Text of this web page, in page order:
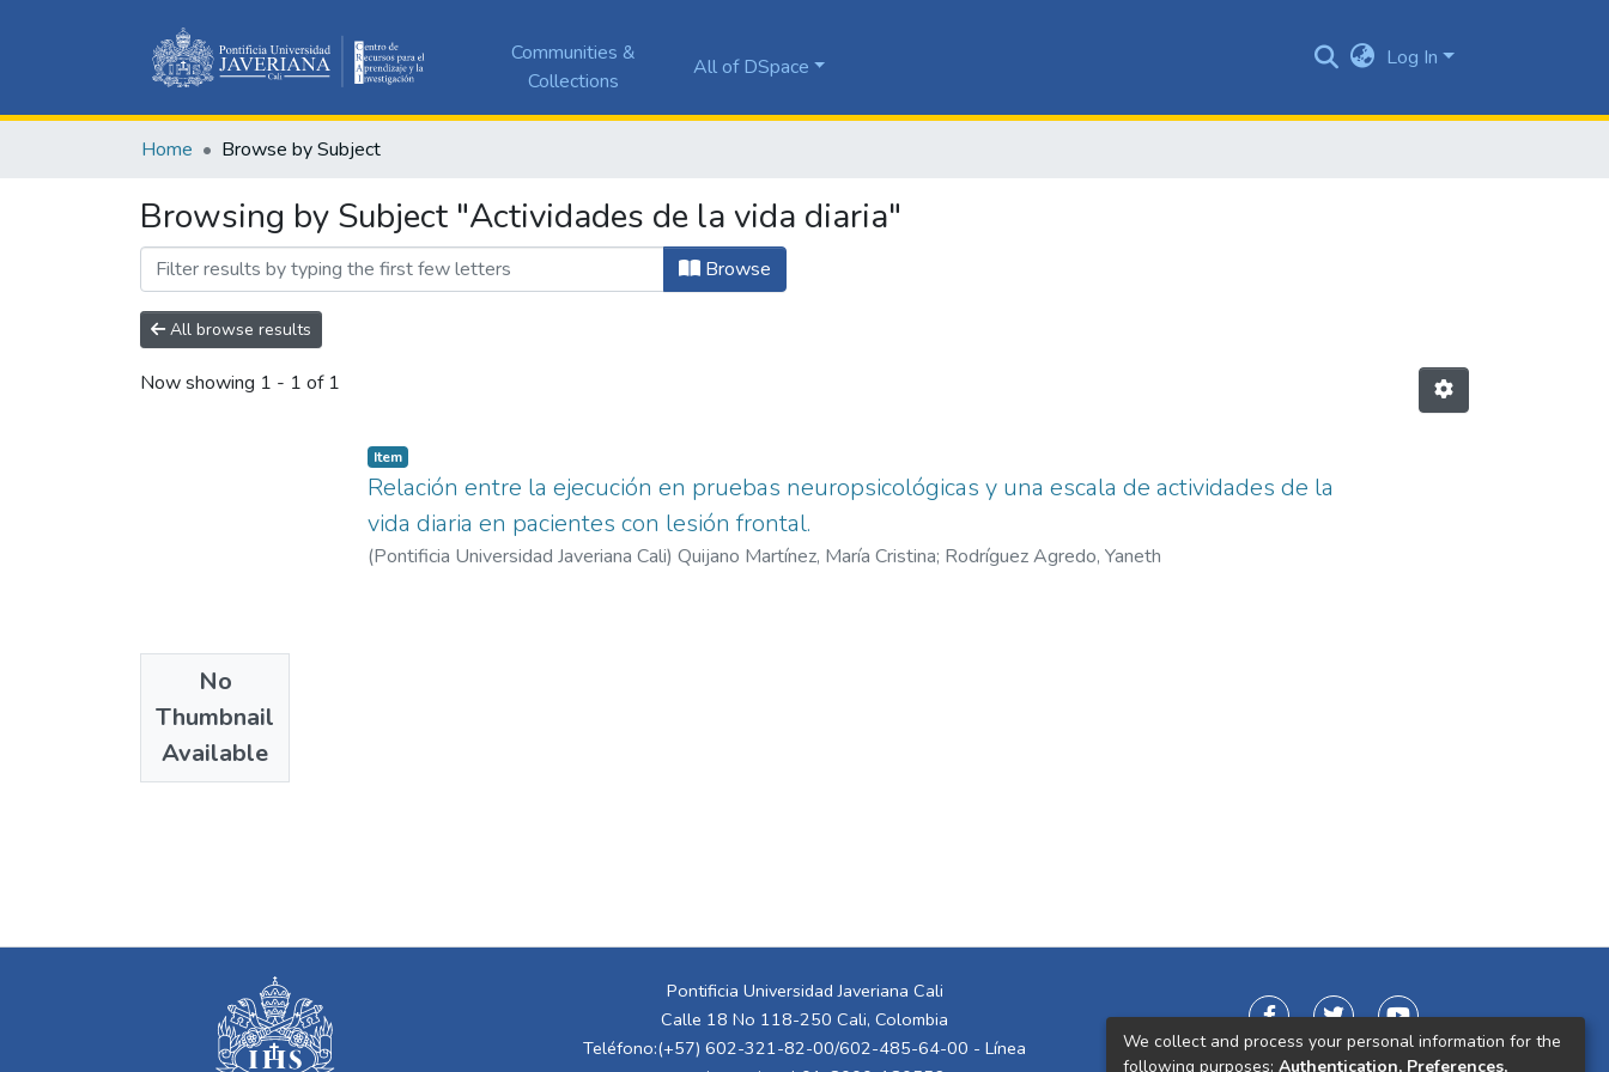
Communities &
Collections
All of DSpace Log In
Home Browse by Subject
Browsing by Subject "Actividades de la vida diaria"
Browse
All browse results
Now showing 1 - 1 of 1
No
Thumbnail
Available
Item
Relación entre la ejecución en pruebas neuropsicológicas y una escala de actividades de la
vida diaria en pacientes con lesión frontal.
(Pontificia Universidad Javeriana Cali) Quijano Martínez, María Cristina; Rodríguez Agredo, Yaneth
Pontificia Universidad Javeriana Cali
Calle 18 No 118-250 Cali, Colombia
Teléfono:(+57) 602-321-82-00/602-485-64-00 - Línea
We collect and process your personal information for the
following purposes: Authentication, Preferences,